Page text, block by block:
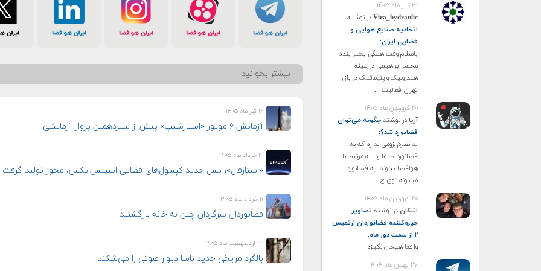
۳۱ تیر ماه ۱۴۰۵
Vira_hydraulicدر نوشته
اتحادیه صنایع هوایی و
فضایی ایران:
باسلام وقت همگی بخیر بنده
محمد ابراهیمی درزمینه
هیدرولیک و پنوماتیک در بازار
تهران فعالیت ...
۲۰ فروردین ماه ۱۴۰۵
آریادر نوشتهچگونه می‌توان
فضانورد شد؟:
به نظرم لزومی نداره که یه
فضانورد حتما رشته مرتبط با
هوافضا بخونه. یه فضانورد
میتونه توی ح ...
۲۰ فروردین ماه ۱۴۰۵
اشکاندر نوشته تصاویر
خیره‌کننده فضانوردان آرتمیس
۲ از سمت دور ماه
:
واقعا هیجان‌انگیزه
۲۷ بهمن ماه ۱۴۰۴
بیشتر بخوانید
۱۲ تیر ماه ۱۴۰۵
آزمایش ۶ موتور «استارشیپ» پیش از سیزدهمین پرواز آزمایشی
۱۲ خرداد ماه ۱۴۰۵
«استارفال»، نسل جدید کپسول‌های فضایی اسپیس‌ایکس، مجوز تولید گرفت
۱۱ خرداد ماه ۱۴۰۵
فضانوردان سرگردان چین به خانه بازگشتند
۲۲ اردیبهشت ماه ۱۴۰۵
بالگرد مریخی جدید ناسا دیوار صوتی را می‌شکند